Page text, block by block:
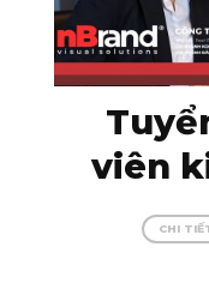
viên
KonCHI